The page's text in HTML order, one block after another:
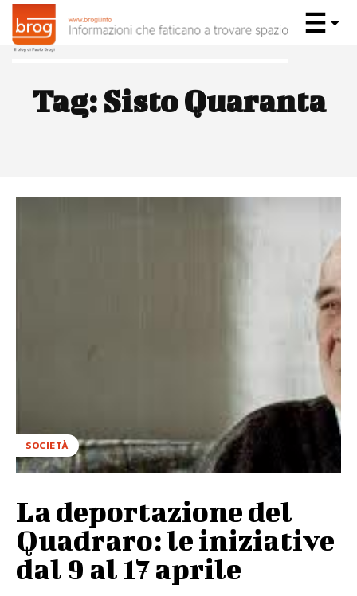
Tag: Sisto Quaranta
SOCIETÀ
La deportazione del
Quadraro: le iniziative
dal 9 al 17 aprile